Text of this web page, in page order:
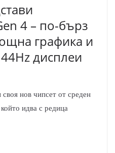
4 – по-бърз
графика и
дисплеи
нов чипсет от среден
идва с редица